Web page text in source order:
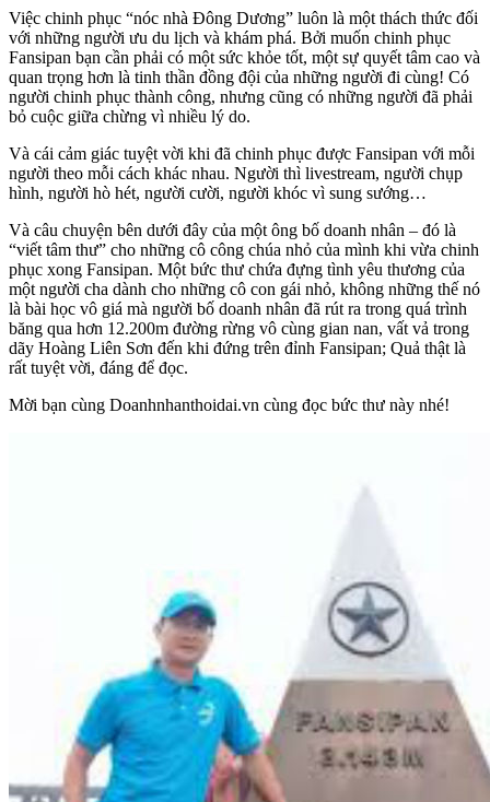
Việc chinh phục “nóc nhà Đông Dương” luôn là một thách thức đối
với những người ưu du lịch và khám phá. Bởi muốn chinh phục
Fansipan bạn cần phải có một sức khỏe tốt, một sự quyết tâm cao và
quan trọng hơn là tinh thần đồng đội của những người đi cùng! Có
người chinh phục thành công, nhưng cũng có những người đã phải
bỏ cuộc giữa chừng vì nhiều lý do.
Và cái cảm giác tuyệt vời khi đã chinh phục được Fansipan với mỗi
người theo mỗi cách khác nhau. Người thì livestream, người chụp
hình, người hò hét, người cười, người khóc vì sung sướng…
Và câu chuyện bên dưới đây của một ông bố doanh nhân – đó là
“viết tâm thư” cho những cô công chúa nhỏ của mình khi vừa chinh
phục xong Fansipan. Một bức thư chứa đựng tình yêu thương của
một người cha dành cho những cô con gái nhỏ, không những thế nó
là bài học vô giá mà người bố doanh nhân đã rút ra trong quá trình
băng qua hơn 12.200m đường rừng vô cùng gian nan, vất vả trong
dãy Hoàng Liên Sơn đến khi đứng trên đỉnh Fansipan; Quả thật là
rất tuyệt vời, đáng để đọc.
Mời bạn cùng Doanhnhanthoidai.vn cùng đọc bức thư này nhé!